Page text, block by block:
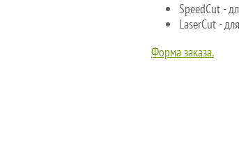
SpeedCut -
LaserCut -
Форма заказа.